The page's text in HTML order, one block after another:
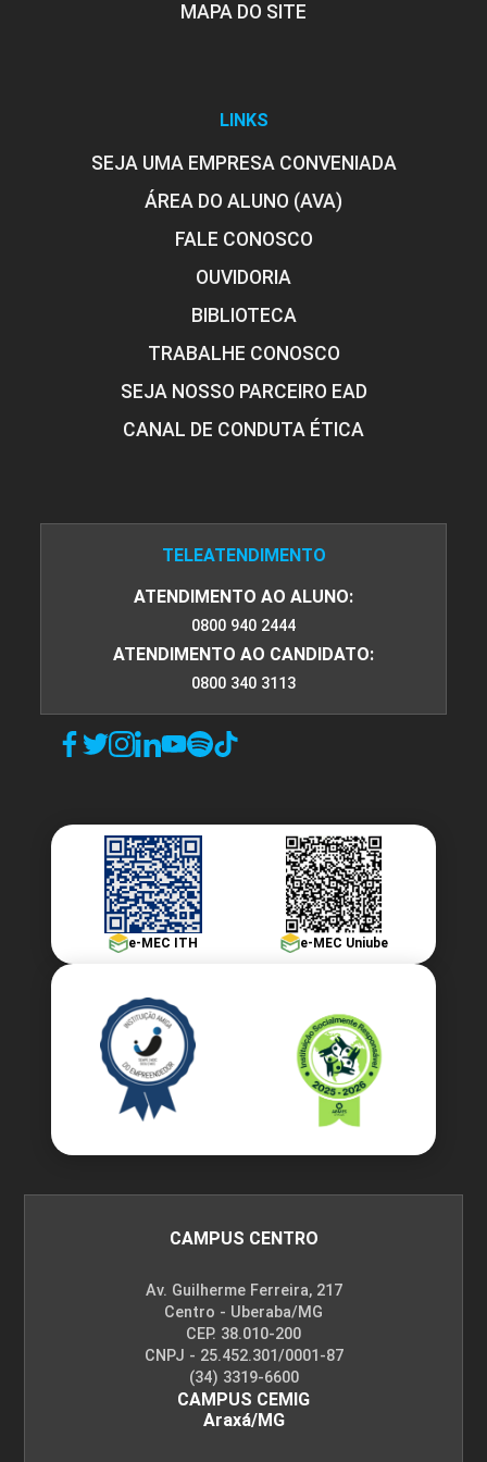
MAPA DO SITE
LINKS
SEJA UMA EMPRESA CONVENIADA
ÁREA DO ALUNO (AVA)
FALE CONOSCO
OUVIDORIA
BIBLIOTECA
TRABALHE CONOSCO
SEJA NOSSO PARCEIRO EAD
CANAL DE CONDUTA ÉTICA
TELEATENDIMENTO
ATENDIMENTO AO ALUNO:
0800 940 2444
ATENDIMENTO AO CANDIDATO:
0800 340 3113
e-MEC ITH e-MEC Uniube
CAMPUS CENTRO
Av. Guilherme Ferreira, 217
Centro - Uberaba/MG
CEP. 38.010-200
CNPJ - 25.452.301/0001-87
(34) 3319-6600
CAMPUS CEMIG
Araxá/MG